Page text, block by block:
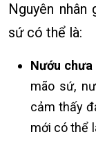
Nguyên
sứ có thể là:
Nướu
mão sứ,
cảm thấy
mới có thể